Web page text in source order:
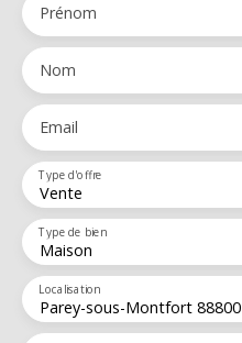
Prénom
Nom
Email
Vente
Type d'offre
Maison
Type de bien
Parey-sous-Montfort 88800
Localisation